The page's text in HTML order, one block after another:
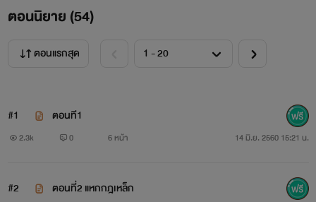
ตอนนิยาย (54)
ตอนแรกสุด
#1 ตอนที1
2.3k 0 6 หน้า 14 มิ.ย. 2560 15:21 น.
#2 ตอนที่2 แหกกฎเหล็ก